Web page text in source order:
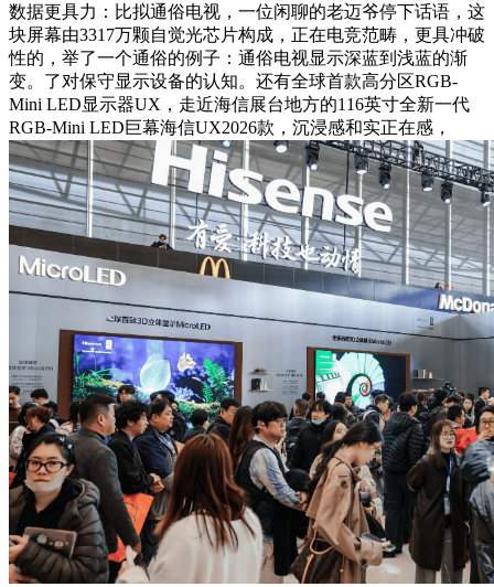
数据更具力：比拟通俗电视，一位闲聊的老迈爷停下话语，这
块屏幕由3317万颗自觉光芯片构成，正在电竞范畴，更具冲破
性的，举了一个通俗的例子：通俗电视显示深蓝到浅蓝的渐
变。了对保守显示设备的认知。还有全球首款高分区RGB-
Mini LED显示器UX，走近海信展台地方的116英寸全新一代
RGB-Mini LED巨幕海信UX2026款，沉浸感和实正在感，